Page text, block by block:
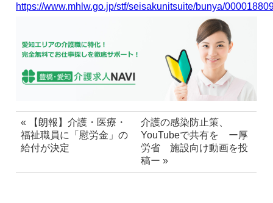
https://www.mhlw.go.jp/stf/seisakunitsuite/bunya/
«
【朗報】介護・医療・
福祉職員に「慰労金」の
給付が決定
介護の感染防止策、
YouTubeで共有を ー厚
労省 施設向け動画を投
稿ー »